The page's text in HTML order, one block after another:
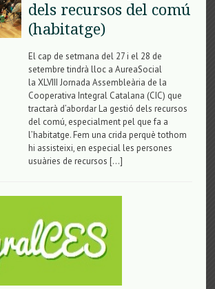
dels recursos del comú
(habitatge)
El cap de setmana del 27 i el 28 de
setembre tindrà lloc a AureaSocial
la XLVIII Jornada Assembleària de la
Cooperativa Integral Catalana (CIC) que
tractarà d’abordar La gestió dels recursos
del comú, especialment pel que fa a
l’habitatge. Fem una crida perquè tothom
hi assisteixi, en especial les persones
usuàries de recursos […]